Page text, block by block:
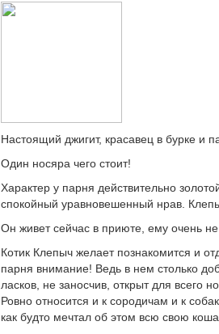
Настоящий джигит, красавец в бурке и
Один носяра чего стоит!
Характер у парня действительно
спокойный уравновешенный нрав.
Он живет сейчас в приюте, ему очень
Котик Клепыч желает познакомится и
парня внимание! Ведь в нем столько
ласков, не заносчив, открыт для всего
Ровно относится и к сородичам и к
как будто мечтал об этом всю свою